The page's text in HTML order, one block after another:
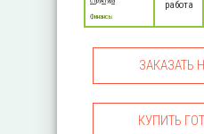
Финансы
работа
ЗАКАЗАТЬ
КУПИТЬ